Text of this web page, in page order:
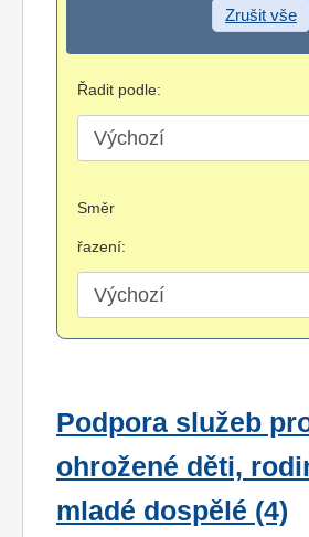
Zrušit vše
Řadit podle:
Směr
řazení:
Podpora služeb
ohrožené děti,
mladé dospělé (4)